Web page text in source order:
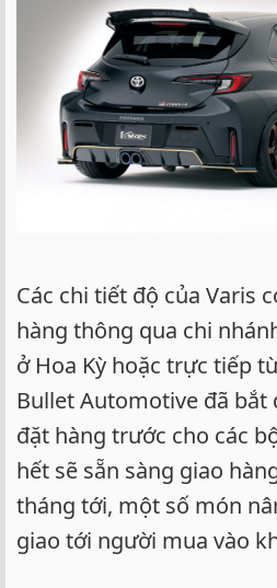
Các chi tiết độ của Varis
hàng thông qua chi
ở Hoa Kỳ hoặc trực tiếp
Bullet Automotive đã bắt
đặt hàng trước cho các
hết sẽ sẵn sàng giao
tháng tới, một số món
giao tới người mua vào